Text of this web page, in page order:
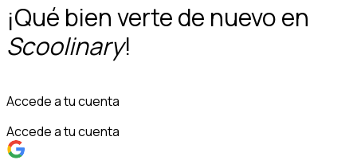
¡Qué bien verte de nuevo en
Scoolinary!
Accede a tu cuenta
Accede a tu cuenta